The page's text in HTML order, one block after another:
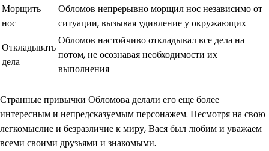
Морщить
нос
Обломов непрерывно морщил нос независимо от
ситуации, вызывая удивление у окружающих
Откладывать
дела
Обломов настойчиво откладывал все дела на
потом, не осознавая необходимости их
выполнения
Странные привычки Обломова делали его еще более
интересным и непредсказуемым персонажем. Несмотря на свою
легкомыслие и безразличие к миру, Вася был любим и уважаем
всеми своими друзьями и знакомыми.